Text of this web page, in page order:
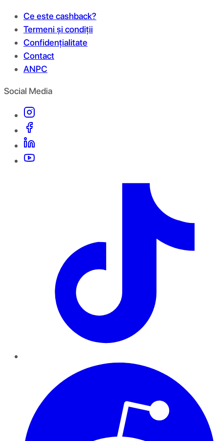
Ce este cashback?
Termeni și condiții
Confidențialitate
Contact
ANPC
Social Media